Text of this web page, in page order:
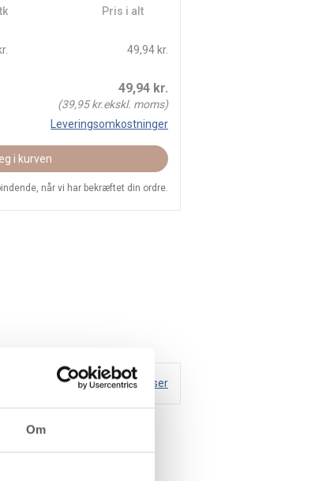
Om
Pris i alt
49,94 kr.
49,94kr.
(39,95kr.ekskl. moms)
Leveringsomkostninger
i kurven
når vi har bekræftet din ordre.
Handelsbetingelser
dels vandfast op